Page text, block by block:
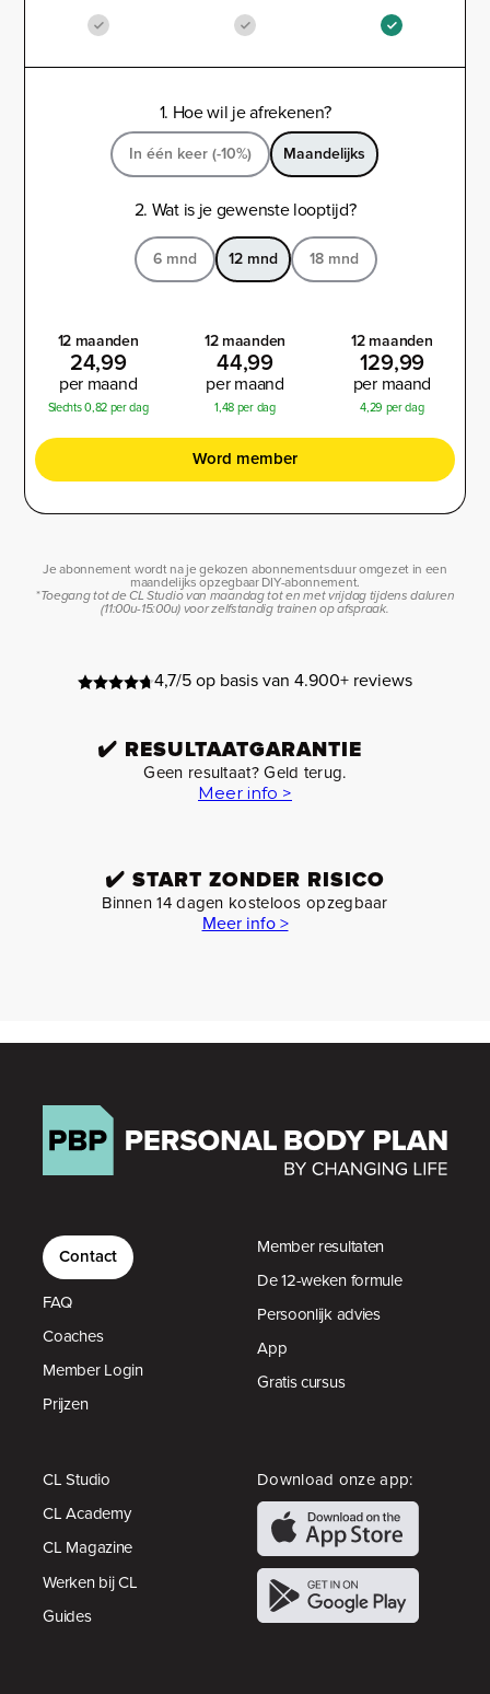
1. Hoe wil je afrekenen?
2. Wat is je gewenste looptijd?
In één keer (-10%) Maandelijks
6 mnd 12 mnd 18 mnd
12 maanden
24,99
per maand
Slechts 0,82 per dag
12 maanden
44,99
per maand
1,48 per dag
12 maanden
129,99
per maand
4,29 per dag
Word member
Je abonnement wordt na je gekozen abonnementsduur omgezet in een
maandelijks opzegbaar DIY-abonnement.
*Toegang tot de CL Studio van maandag tot en met vrijdag tijdens daluren
(11:00u-15:00u) voor zelfstandig trainen op afspraak.
4,7/5 op basis van 4.900+ reviews
✔️ RESULTAATGARANTIE
Geen resultaat? Geld terug.
Meer info >
✔️ START ZONDER RISICO
Binnen 14 dagen kosteloos opzegbaar
Meer info >
Contact
FAQ
Coaches
Member Login
Prijzen
Member resultaten
De 12-weken formule
Persoonlijk advies
App
Gratis cursus
CL Studio
CL Academy
CL Magazine
Werken bij CL
Guides
Download onze app: